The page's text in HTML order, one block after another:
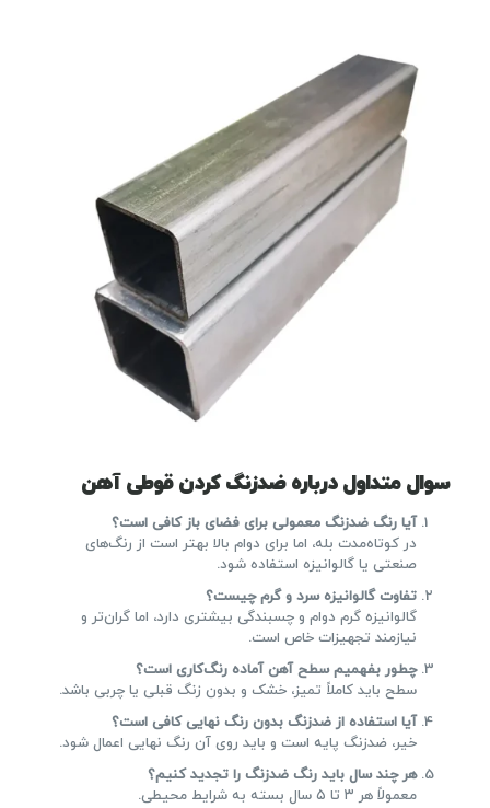
سوال متداول درباره ضدزنگ کردن قوطی آهن
آیا رنگ ضدزنگ معمولی برای فضای باز کافی است؟
در کوتاه‌مدت بله، اما برای دوام بالا بهتر است از رنگ‌های
صنعتی یا گالوانیزه استفاده شود.
تفاوت گالوانیزه سرد و گرم چیست؟
گالوانیزه گرم دوام و چسبندگی بیشتری دارد، اما گران‌تر و
نیازمند تجهیزات خاص است.
چطور بفهمیم سطح آهن آماده رنگ‌کاری است؟
سطح باید کاملاً تمیز، خشک و بدون زنگ قبلی یا چربی باشد.
آیا استفاده از ضدزنگ بدون رنگ نهایی کافی است؟
خیر، ضدزنگ پایه است و باید روی آن رنگ نهایی اعمال شود.
هر چند سال باید رنگ ضدزنگ را تجدید کنیم؟
معمولاً هر ۳ تا ۵ سال بسته به شرایط محیطی.